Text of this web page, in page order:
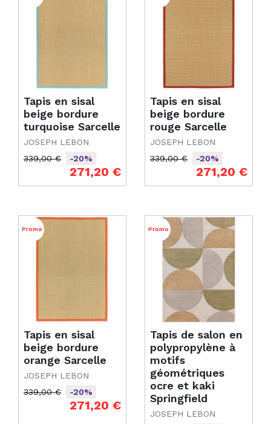
Tapis en sisal
beige bordure
turquoise Sarcelle
JOSEPH LEBON
Prix de base
339,00 €
-20%
271,20 €
Tapis en sisal
beige bordure
rouge Sarcelle
JOSEPH LEBON
Prix de base
339,00 €
-20%
271,20 €
Tapis en sisal
beige bordure
orange Sarcelle
JOSEPH LEBON
Prix de base
339,00 €
-20%
271,20 €
Promo
Tapis de salon en
polypropylène à
motifs
géométriques
ocre et kaki
Springfield
JOSEPH LEBON
Promo